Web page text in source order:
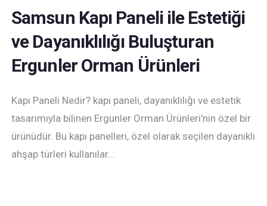
Samsun Kapı Paneli ile Estetiği
ve Dayanıklılığı Buluşturan
Ergunler Orman Ürünleri
Kapı Paneli Nedir? kapı paneli, dayanıklılığı ve estetik
tasarımıyla bilinen Ergunler Orman Ürünleri'nin özel bir
ürünüdür. Bu kapı panelleri, özel olarak seçilen dayanıklı
ahşap türleri kullanılar…